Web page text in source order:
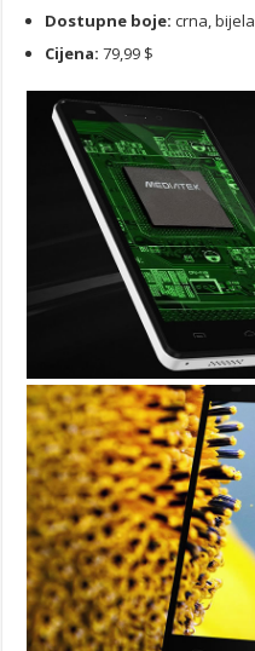
Dostupne boje: crna, bijela
Cijena: 79,99 $